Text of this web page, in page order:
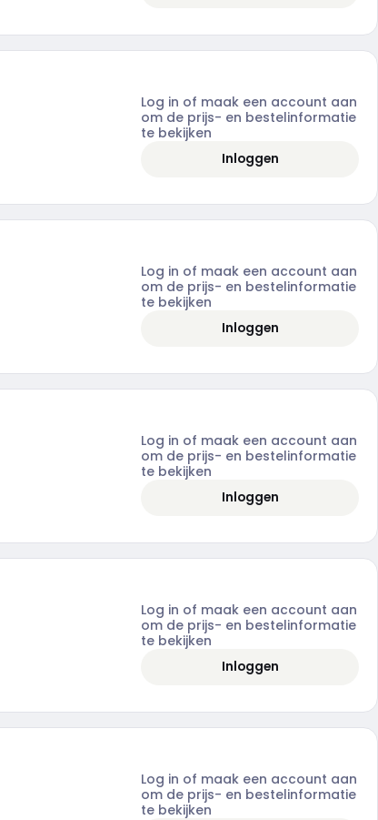
Log in of maak een account aan
om de prijs- en bestelinformatie
te bekijken
Inloggen
Log in of maak een account aan
om de prijs- en bestelinformatie
te bekijken
Inloggen
Log in of maak een account aan
om de prijs- en bestelinformatie
te bekijken
Inloggen
Log in of maak een account aan
om de prijs- en bestelinformatie
te bekijken
Inloggen
Log in of maak een account aan
om de prijs- en bestelinformatie
te bekijken